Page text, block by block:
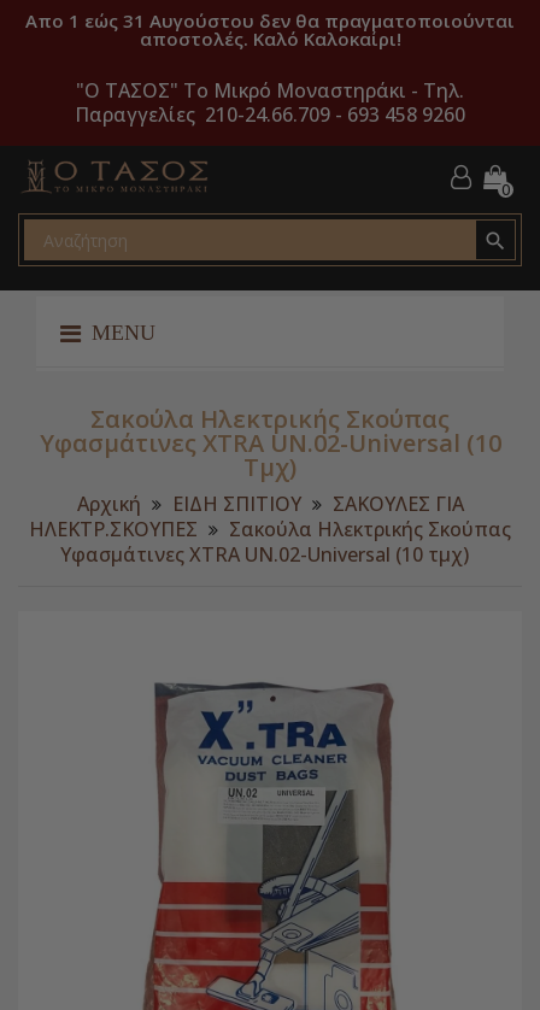
Απο 1 εώς 31 Αυγούστου δεν θα πραγματοποιούνται
αποστολές. Καλό Καλοκαίρι!
"O ΤΑΣΟΣ" Το Μικρό Μοναστηράκι - Τηλ.
Παραγγελίες 210-24.66.709 - 693 458 9260
0

MENU
Σακούλα Ηλεκτρικής Σκούπας
Υφασμάτινες XTRA UN.02-Universal (10
Τμχ)
Αρχική ΕΙΔΗ ΣΠΙΤΙΟΥ
ΣΑΚΟΥΛΕΣ ΓΙΑ
ΗΛΕΚΤΡ.ΣΚΟΥΠΕΣ
Σακούλα Ηλεκτρικής Σκούπας
Υφασμάτινες XTRA UN.02-Universal (10 τμχ)